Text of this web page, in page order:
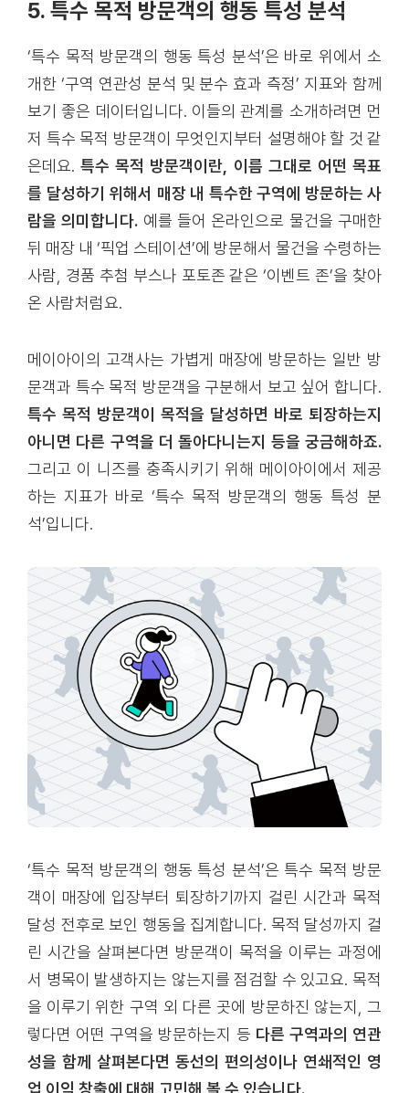
5. 특수 목적 방문객의 행동 특성 분석
‘특수 목적 방문객의 행동 특성 분석’은 바로 위에서 소
개한 ‘구역 연관성 분석 및 분수 효과 측정’ 지표와 함께
보기 좋은 데이터입니다. 이들의 관계를 소개하려면 먼
저 특수 목적 방문객이 무엇인지부터 설명해야 할 것 같
은데요.특수 목적 방문객이란, 이름 그대로 어떤 목표
를 달성하기 위해서 매장 내 특수한 구역에 방문하는 사
람을 의미합니다. 예를 들어 온라인으로 물건을 구매한
뒤 매장 내 ‘픽업 스테이션’에 방문해서 물건을 수령하는
사람, 경품 추첨 부스나 포토존 같은 ‘이벤트 존’을 찾아
온 사람처럼요.
메이아이의 고객사는 가볍게 매장에 방문하는 일반 방
문객과 특수 목적 방문객을 구분해서 보고 싶어 합니다.
특수 목적 방문객이 목적을 달성하면 바로 퇴장하는지
아니면 다른 구역을 더 돌아다니는지 등을 궁금해하죠.
그리고 이 니즈를 충족시키기 위해 메이아이에서 제공
하는 지표가 바로 ‘특수 목적 방문객의 행동 특성 분
석’입니다.
‘특수 목적 방문객의 행동 특성 분석’은 특수 목적 방문
객이 매장에 입장부터 퇴장하기까지 걸린 시간과 목적
달성 전후로 보인 행동을 집계합니다. 목적 달성까지 걸
린 시간을 살펴본다면 방문객이 목적을 이루는 과정에
서 병목이 발생하지는 않는지를 점검할 수 있고요. 목적
을 이루기 위한 구역 외 다른 곳에 방문하진 않는지, 그
렇다면 어떤 구역을 방문하는지 등 다른 구역과의 연관
성을 함께 살펴본다면 동선의 편의성이나 연쇄적인 영
업 이익 창출에 대해 고민해 볼 수 있습니다.